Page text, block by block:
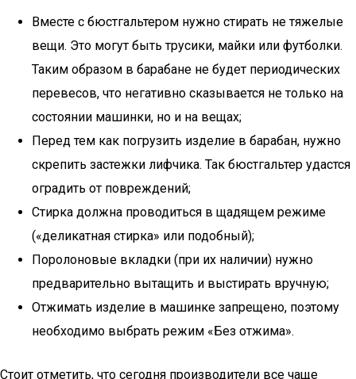
Вместе с бюстгальтером нужно стирать не тяжелые
вещи. Это могут быть трусики, майки или футболки.
Таким образом в барабане не будет периодических
перевесов, что негативно сказывается не только на
состоянии машинки, но и на вещах;
Перед тем как погрузить изделие в барабан, нужно
скрепить застежки лифчика. Так бюстгальтер удастся
оградить от повреждений;
Стирка должна проводиться в щадящем режиме
(«деликатная стирка» или подобный);
Поролоновые вкладки (при их наличии) нужно
предварительно вытащить и выстирать вручную;
Отжимать изделие в машинке запрещено, поэтому
необходимо выбрать режим «Без отжима».
Стоит отметить, что сегодня производители все чаще